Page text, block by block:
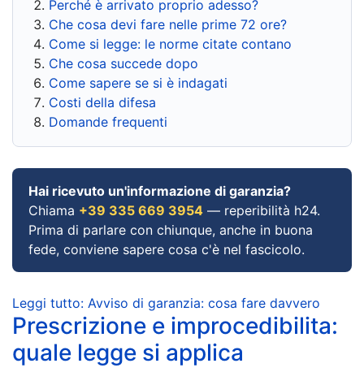
Perché è arrivato proprio adesso?
Che cosa devi fare nelle prime 72 ore?
Come si legge: le norme citate contano
Che cosa succede dopo
Come sapere se si è indagati
Costi della difesa
Domande frequenti
Hai ricevuto un'informazione di garanzia?
Chiama +39 335 669 3954 — reperibilità h24.
Prima di parlare con chiunque, anche in buona
fede, conviene sapere cosa c'è nel fascicolo.
Leggi tutto: Avviso di garanzia: cosa fare davvero
Prescrizione e improcedibilita:
quale legge si applica